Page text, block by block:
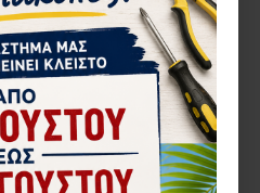
Cisa 32.60450-03
ΣΟΥΣΤΑ CISA ΠΛΑΚΕ ΝΟ 3
ΑΠΛΗ 60460-03
32,64€